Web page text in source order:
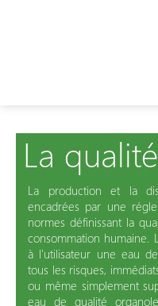
La
La production et la
encadrées par une
normes définissant la
consommation
à l’utilisateur une eau
tous les risques,
ou même simplement
eau de qualité